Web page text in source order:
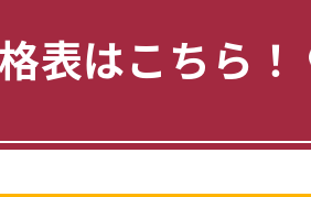
表はこちら！